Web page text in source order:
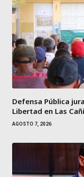
Defensa Pública
Libertad en Las
AGOSTO 7, 2026